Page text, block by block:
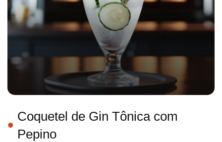
Coquetel de Gin Tônica com
Pepino